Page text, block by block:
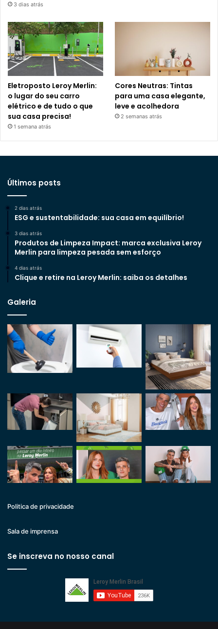
3 dias atrás
Eletroposto Leroy Merlin:
o lugar do seu carro
elétrico e de tudo o que
sua casa precisa!
1 semana atrás
Cores Neutras: Tintas
para uma casa elegante,
leve e acolhedora
2 semanas atrás
Últimos posts
2 dias atrás
ESG e sustentabilidade: sua casa em equilíbrio!
3 dias atrás
Produtos de Limpeza Impact: marca exclusiva Leroy
Merlin para limpeza pesada sem esforço
4 dias atrás
Clique e retire na Leroy Merlin: saiba os detalhes
Galeria
Politica de privacidade
Sala de imprensa
Se inscreva no nosso canal